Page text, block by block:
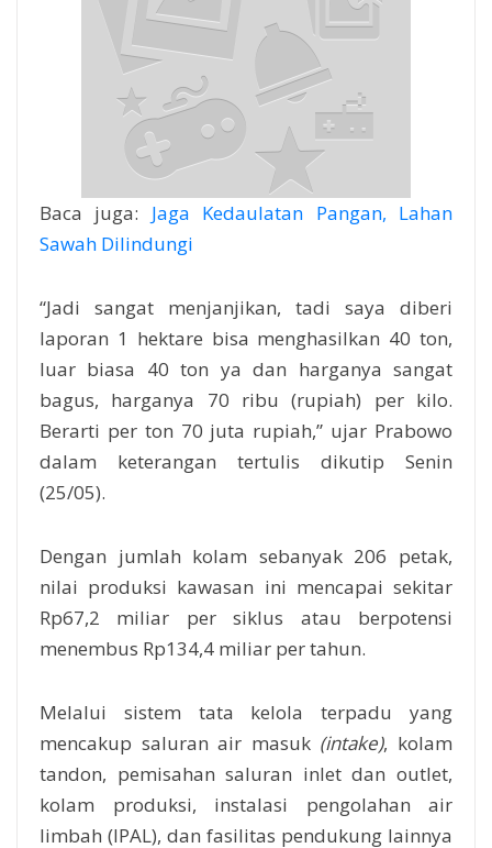
Baca juga: Jaga Kedaulatan Pangan, Lahan
Sawah Dilindungi
“Jadi sangat menjanjikan, tadi saya diberi
laporan 1 hektare bisa menghasilkan 40 ton,
luar biasa 40 ton ya dan harganya sangat
bagus, harganya 70 ribu (rupiah) per kilo.
Berarti per ton 70 juta rupiah,” ujar Prabowo
dalam keterangan tertulis dikutip Senin
(25/05).
Dengan jumlah kolam sebanyak 206 petak,
nilai produksi kawasan ini mencapai sekitar
Rp67,2 miliar per siklus atau berpotensi
menembus Rp134,4 miliar per tahun.
Melalui sistem tata kelola terpadu yang
mencakup saluran air masuk (intake), kolam
tandon, pemisahan saluran inlet dan outlet,
kolam produksi, instalasi pengolahan air
limbah (IPAL), dan fasilitas pendukung lainnya